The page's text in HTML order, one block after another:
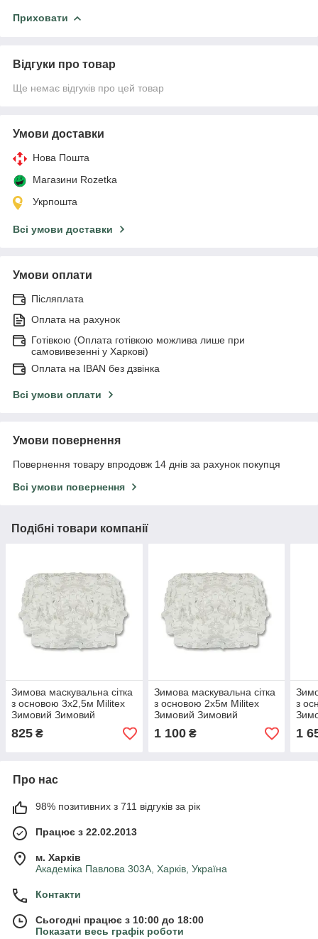
Приховати
Відгуки про товар
Ще немає відгуків про цей товар
Умови доставки
Нова Пошта
Магазини Rozetka
Укрпошта
Всі умови доставки
Умови оплати
Післяплата
Оплата на рахунок
Готівкою (Оплата готівкою можлива лише при
самовивезенні у Харкові)
Оплата на IBAN без дзвінка
Всі умови оплати
Умови повернення
Повернення товару впродовж 14 днів за рахунок покупця
Всі умови повернення
Подібні товари компанії
Зимова маскувальна сітка
з основою 3х2,5м Militex
Зимовий Зимовий
мультикам
825 ₴
Зимова маскувальна сітка
з основою 2х5м Militex
Зимовий Зимовий
мультикам
1 100₴
з
1
Про нас
98% позитивних з 711 відгуків за рік
Працює з 22.02.2013
м. Харків
Академіка Павлова 303А, Харків, Україна
Контакти
Сьогодні працює з 10:00 до 18:00
Показати весь графік роботи